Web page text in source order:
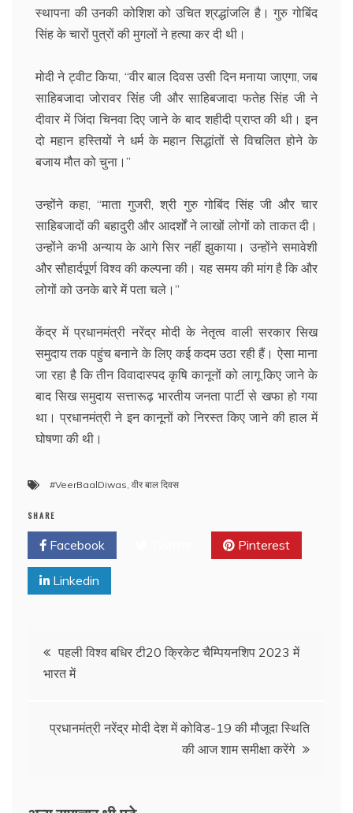
स्थापना की उनकी कोशिश को उचित श्रद्धांजलि है। गुरु गोबिंद
सिंह के चारों पुत्रों की मुगलों ने हत्या कर दी थी।
मोदी ने ट्वीट किया, ‘‘वीर बाल दिवस उसी दिन मनाया जाएगा, जब
साहिबजादा जोरावर सिंह जी और साहिबजादा फतेह सिंह जी ने
दीवार में जिंदा चिनवा दिए जाने के बाद शहीदी प्राप्त की थी। इन
दो महान हस्तियों ने धर्म के महान सिद्धांतों से विचलित होने के
बजाय मौत को चुना।’’
उन्होंने कहा, ‘‘माता गुजरी, श्री गुरु गोबिंद सिंह जी और चार
साहिबजादों की बहादुरी और आदर्शों ने लाखों लोगों को ताकत दी।
उन्होंने कभी अन्याय के आगे सिर नहीं झुकाया। उन्होंने समावेशी
और सौहार्दपूर्ण विश्व की कल्पना की। यह समय की मांग है कि और
लोगों को उनके बारे में पता चले।’’
केंद्र में प्रधानमंत्री नरेंद्र मोदी के नेतृत्व वाली सरकार सिख
समुदाय तक पहुंच बनाने के लिए कई कदम उठा रही हैं। ऐसा माना
जा रहा है कि तीन विवादास्पद कृषि कानूनों को लागू किए जाने के
बाद सिख समुदाय सत्तारूढ़ भारतीय जनता पार्टी से खफा हो गया
था। प्रधानमंत्री ने इन कानूनों को निरस्त किए जाने की हाल में
घोषणा की थी।
#VeerBaalDiwas, वीर बाल दिवस
SHARE
Facebook Pinterest
Linkedin
पहली विश्व बधिर टी20 क्रिकेट चैम्पियनशिप 2023 में
भारत में
प्रधानमंत्री नरेंद्र मोदी देश में कोविड-19 की मौजूदा स्थिति
की आज शाम समीक्षा करेंगे